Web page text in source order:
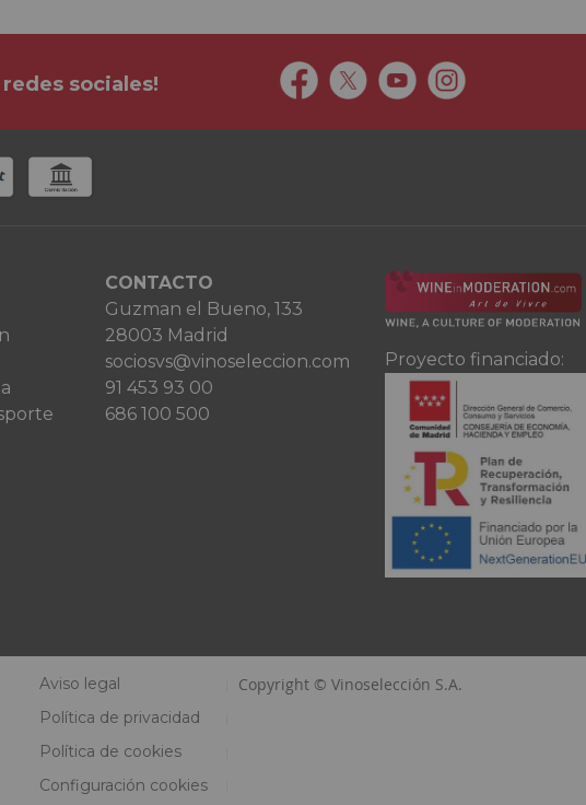
sociales!
CONTACTO
Guzman el Bueno, 133
28003 Madrid
sociosvs@vinoseleccion.com
91 453 93 00
686 100 500
Proyecto financiado:
Aviso legal
Política de privacidad
Política de cookies
Configuración cookies
Copyright © Vinoselección S.A.